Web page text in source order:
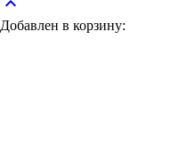
Добавлен в корзину: